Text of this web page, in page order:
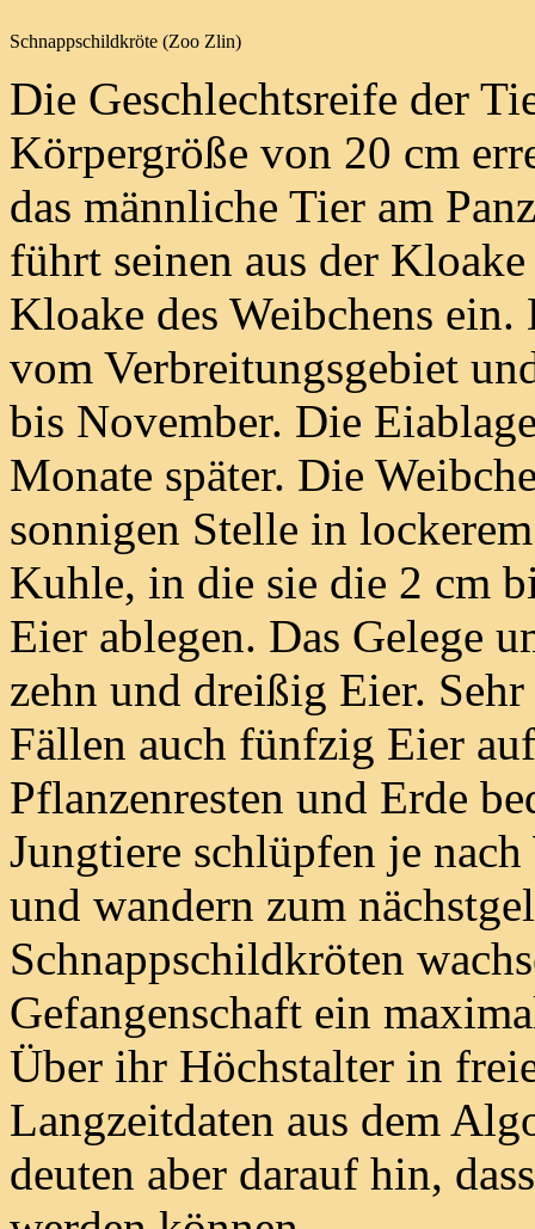
Schnappschildkröte (Zoo Zlin)
Die Geschlechtsreife der
Körpergröße von 20 cm
das männliche Tier am
führt seinen aus der
Kloake des Weibchens
vom Verbreitungsgebiet
bis November. Die
Monate später. Die
sonnigen Stelle in
Kuhle, in die sie die 2 cm
Eier ablegen. Das Gelege
zehn und dreißig Eier.
Fällen auch fünfzig Eier
Pflanzenresten und Erde
Jungtiere schlüpfen je
und wandern zum
Schnappschildkröten
Gefangenschaft ein
Über ihr Höchstalter in
Langzeitdaten aus dem
deuten aber darauf hin,